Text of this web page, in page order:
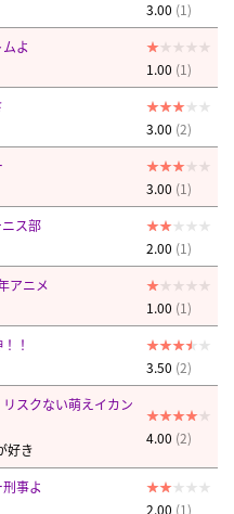
3.00 (1)
よ
1.00 (1)
3.00 (2)
3.00 (1)
ス部
2.00 (1)
アニメ
1.00 (1)
！
3.50 (2)
スクない萌えイカン
好き
4.00 (2)
事よ
2.00 (1)